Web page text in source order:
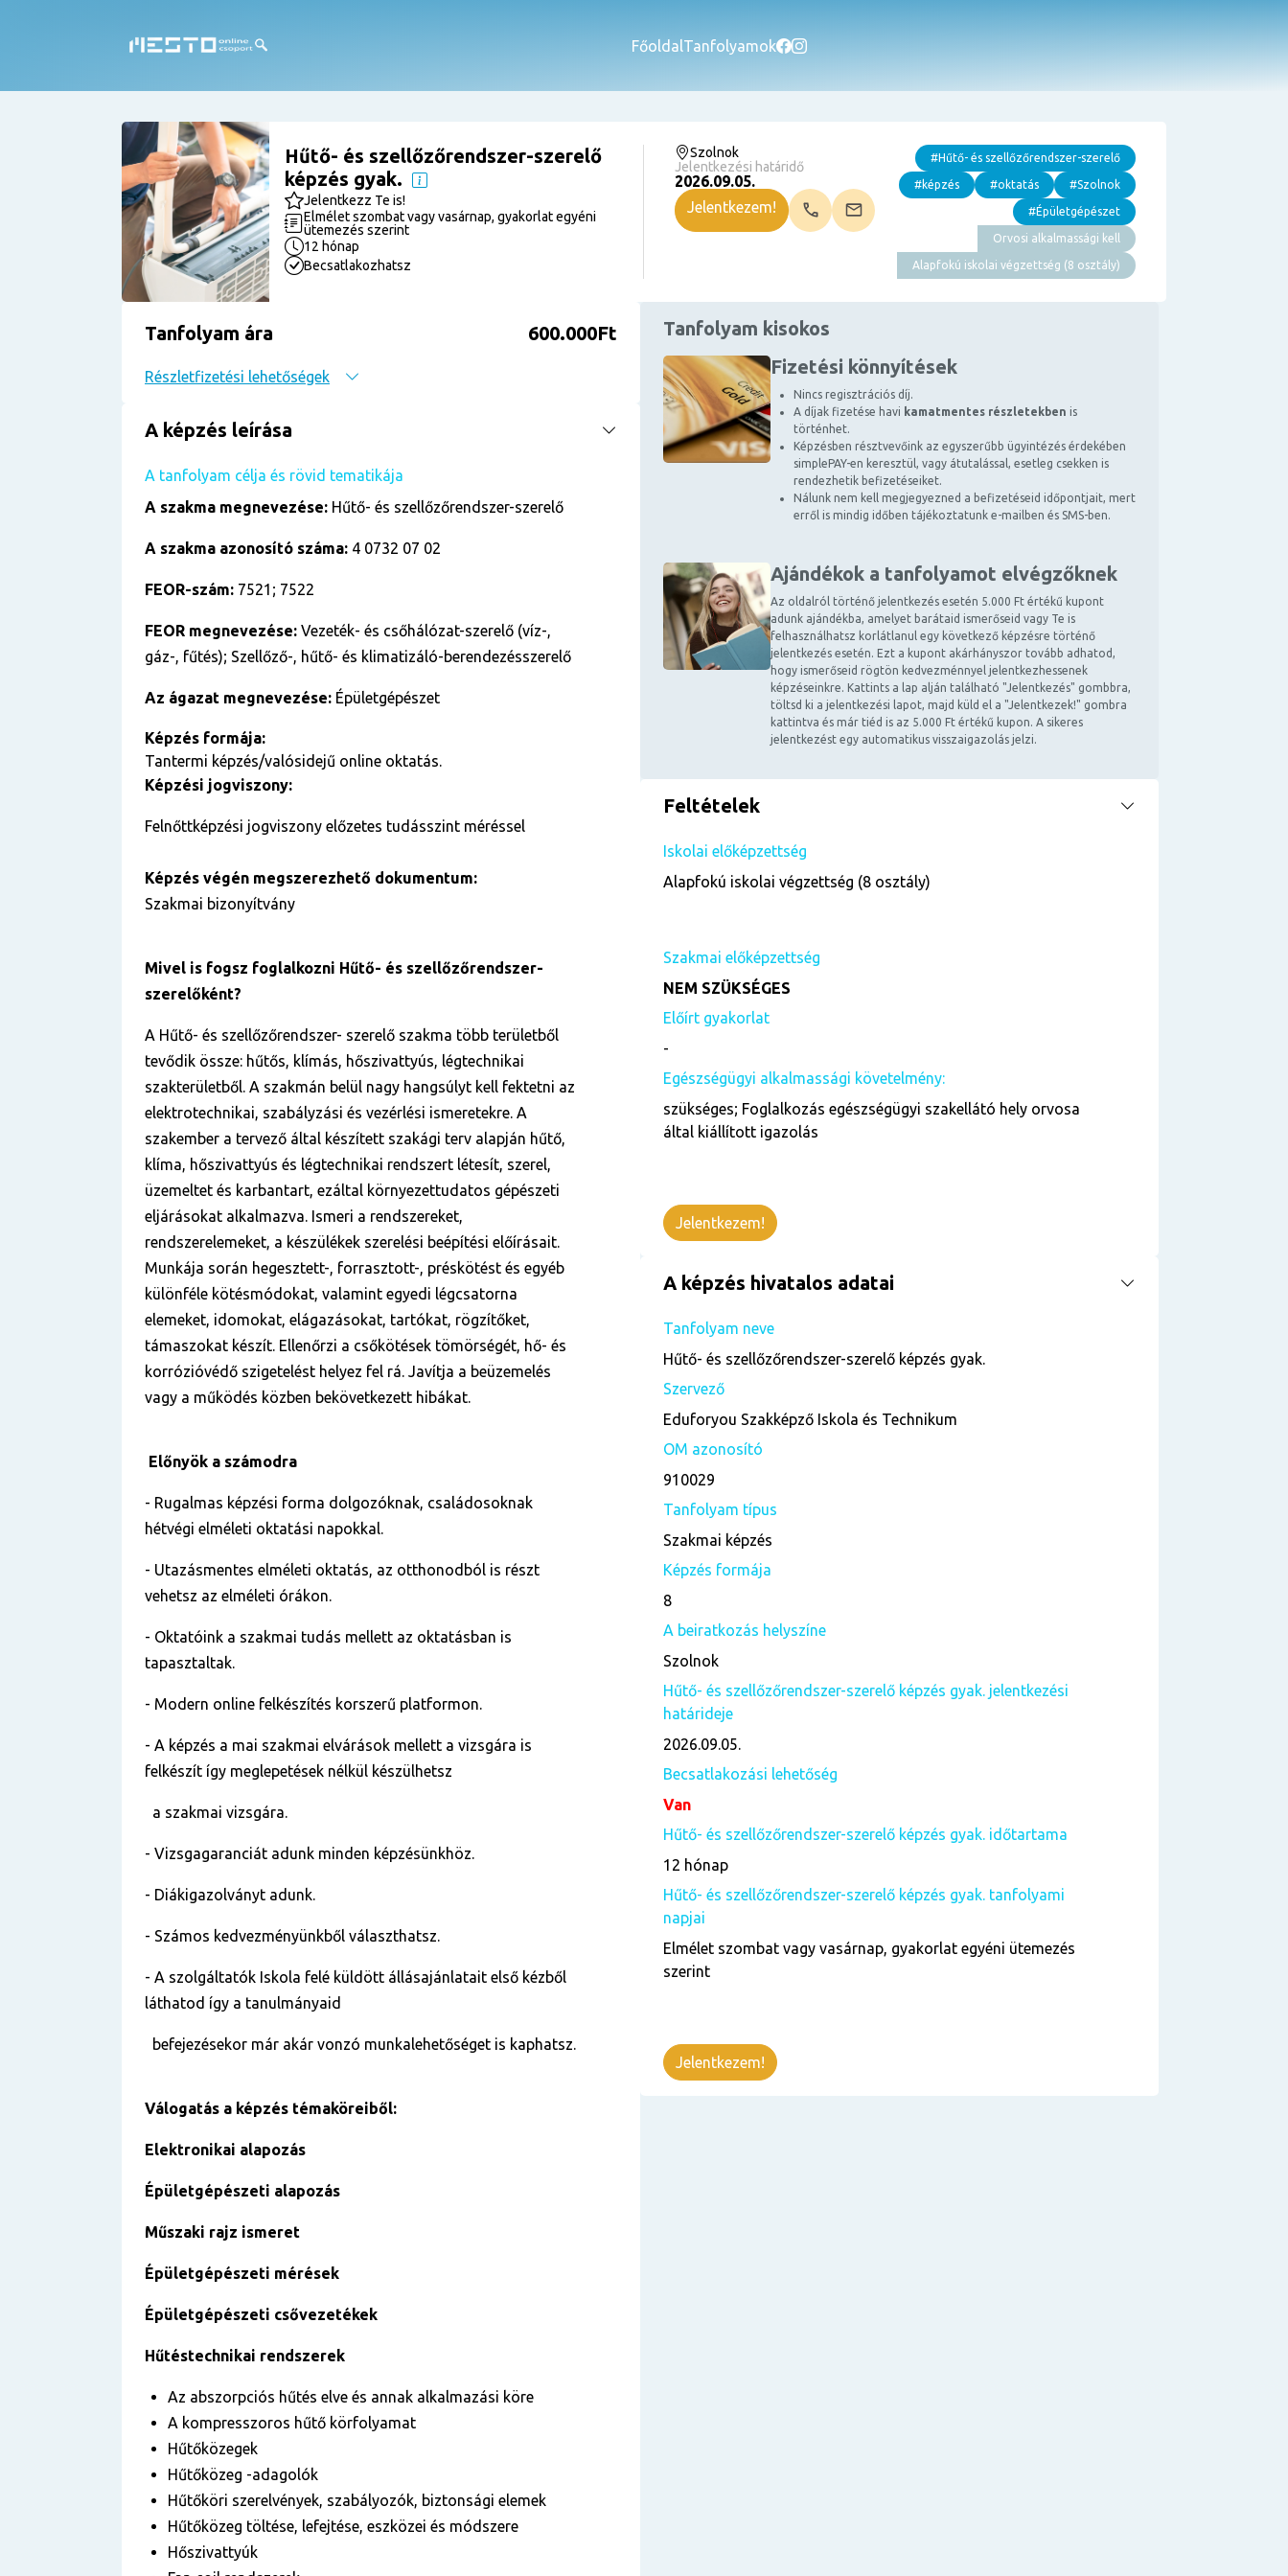
Főoldal Tanfolyamok
Hűtő- és szellőzőrendszer-szerelő
képzés gyak.
Jelentkezz Te is!
Elmélet szombat vagy vasárnap, gyakorlat egyéni
ütemezés szerint
12 hónap
Becsatlakozhatsz
Szolnok
Jelentkezési határidő
2026.09.05.
Jelentkezem!
#Hűtő- és szellőzőrendszer-szerelő
#képzés #oktatás #Szolnok
#Épületgépészet
Orvosi alkalmassági kell
Alapfokú iskolai végzettség (8 osztály)
Tanfolyam ára 600.000Ft
Részletfizetési lehetőségek
A képzés leírása
A tanfolyam célja és rövid tematikája
A szakma megnevezése: Hűtő- és szellőzőrendszer-szerelő
A szakma azonosító száma: 4 0732 07 02
FEOR-szám: 7521; 7522
FEOR megnevezése: Vezeték- és csőhálózat-szerelő (víz-,
gáz-, fűtés); Szellőző-, hűtő- és klimatizáló-berendezésszerelő
Az ágazat megnevezése: Épületgépészet
Képzés formája:
Tantermi képzés/valósidejű online oktatás.
Képzési jogviszony:
Felnőttképzési jogviszony előzetes tudásszint méréssel
Képzés végén megszerezhető dokumentum:
Szakmai bizonyítvány
Mivel is fogsz foglalkozni Hűtő- és szellőzőrendszer-
szerelőként?
A Hűtő- és szellőzőrendszer- szerelő szakma több területből
tevődik össze: hűtős, klímás, hőszivattyús, légtechnikai
szakterületből. A szakmán belül nagy hangsúlyt kell fektetni az
elektrotechnikai, szabályzási és vezérlési ismeretekre. A
szakember a tervező által készített szakági terv alapján hűtő,
klíma, hőszivattyús és légtechnikai rendszert létesít, szerel,
üzemeltet és karbantart, ezáltal környezettudatos gépészeti
eljárásokat alkalmazva. Ismeri a rendszereket,
rendszerelemeket, a készülékek szerelési beépítési előírásait.
Munkája során hegesztett-, forrasztott-, préskötést és egyéb
különféle kötésmódokat, valamint egyedi légcsatorna
elemeket, idomokat, elágazásokat, tartókat, rögzítőket,
támaszokat készít. Ellenőrzi a csőkötések tömörségét, hő- és
korrózióvédő szigetelést helyez fel rá. Javítja a beüzemelés
vagy a működés közben bekövetkezett hibákat.
Előnyök a számodra
- Rugalmas képzési forma dolgozóknak, családosoknak
hétvégi elméleti oktatási napokkal.
- Utazásmentes elméleti oktatás, az otthonodból is részt
vehetsz az elméleti órákon.
- Oktatóink a szakmai tudás mellett az oktatásban is
tapasztaltak.
- Modern online felkészítés korszerű platformon.
- A képzés a mai szakmai elvárások mellett a vizsgára is
felkészít így meglepetések nélkül készülhetsz
a szakmai vizsgára.
- Vizsgagaranciát adunk minden képzésünkhöz.
- Diákigazolványt adunk.
- Számos kedvezményünkből választhatsz.
- A szolgáltatók Iskola felé küldött állásajánlatait első kézből
láthatod így a tanulmányaid
befejezésekor már akár vonzó munkalehetőséget is kaphatsz.
Válogatás a képzés témaköreiből:
Elektronikai alapozás
Épületgépészeti alapozás
Műszaki rajz ismeret
Épületgépészeti mérések
Épületgépészeti csővezetékek
Hűtéstechnikai rendszerek
Az abszorpciós hűtés elve és annak alkalmazási köre
A kompresszoros hűtő körfolyamat
Hűtőközegek
Hűtőközeg -adagolók
Hűtőköri szerelvények, szabályozók, biztonsági elemek
Hűtőközeg töltése, lefejtése, eszközei és módszere
Hőszivattyúk
Tanfolyam kisokos
Fizetési könnyítések
Nincs regisztrációs díj.
A díjak fizetése havi kamatmentes részletekben is
történhet.
Képzésben résztvevőink az egyszerűbb ügyintézés érdekében
simplePAY-en keresztül, vagy átutalással, esetleg csekken is
rendezhetik befizetéseiket.
Nálunk nem kell megjegyezned a befizetéseid időpontjait, mert
erről is mindig időben tájékoztatunk e-mailben és SMS-ben.
Ajándékok a tanfolyamot elvégzőknek
Az oldalról történő jelentkezés esetén 5.000 Ft értékű kupont
adunk ajándékba, amelyet barátaid ismerőseid vagy Te is
felhasználhatsz korlátlanul egy következő képzésre történő
jelentkezés esetén. Ezt a kupont akárhányszor tovább adhatod,
hogy ismerőseid rögtön kedvezménnyel jelentkezhessenek
képzéseinkre. Kattints a lap alján található "Jelentkezés" gombbra,
töltsd ki a jelentkezési lapot, majd küld el a "Jelentkezek!" gombra
kattintva és már tiéd is az 5.000 Ft értékű kupon. A sikeres
jelentkezést egy automatikus visszaigazolás jelzi.
Feltételek
Iskolai előképzettség
Alapfokú iskolai végzettség (8 osztály)
Szakmai előképzettség
NEM SZÜKSÉGES
Előírt gyakorlat
-
Egészségügyi alkalmassági követelmény:
szükséges; Foglalkozás egészségügyi szakellátó hely orvosa
által kiállított igazolás
Jelentkezem!
A képzés hivatalos adatai
Tanfolyam neve
Hűtő- és szellőzőrendszer-szerelő képzés gyak.
Szervező
Eduforyou Szakképző Iskola és Technikum
OM azonosító
910029
Tanfolyam típus
Szakmai képzés
Képzés formája
8
A beiratkozás helyszíne
Szolnok
Hűtő- és szellőzőrendszer-szerelő képzés gyak. jelentkezési
határideje
2026.09.05.
Becsatlakozási lehetőség
Van
Hűtő- és szellőzőrendszer-szerelő képzés gyak. időtartama
12 hónap
Hűtő- és szellőzőrendszer-szerelő képzés gyak. tanfolyami
napjai
Elmélet szombat vagy vasárnap, gyakorlat egyéni ütemezés
szerint
Jelentkezem!